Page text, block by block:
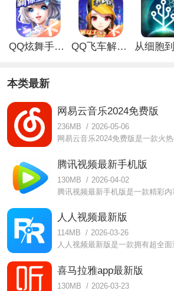
QQ炫舞手游解锁版 QQ飞车解锁版无限钻石最新版
本类最新
网易云音乐2024免费版
236MB / 2026-05-06
腾讯视频最新手机版
130MB / 2026-04-02
人人视频最新版
114MB / 2026-03-26
喜马拉雅app最新版
130MB / 2026-03-23